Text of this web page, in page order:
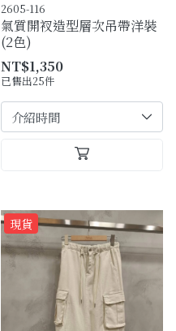
2605-116
氣質開衩造型層次吊帶洋裝
(2色)
NT$1,350
已售出25件
現貨